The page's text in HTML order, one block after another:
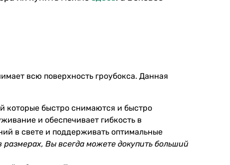
всю поверхность гроубокса. Данная
которые быстро снимаются и быстро
и обеспечивает гибкость в
в свете и поддерживать оптимальные
Вы всегда можете докупить больший